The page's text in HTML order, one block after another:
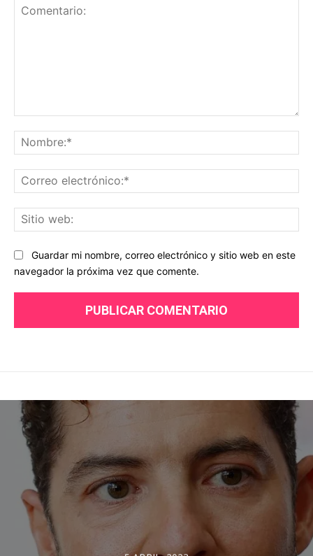
Guardar mi nombre, correo electrónico y sitio web en este
navegador la próxima vez que comente.